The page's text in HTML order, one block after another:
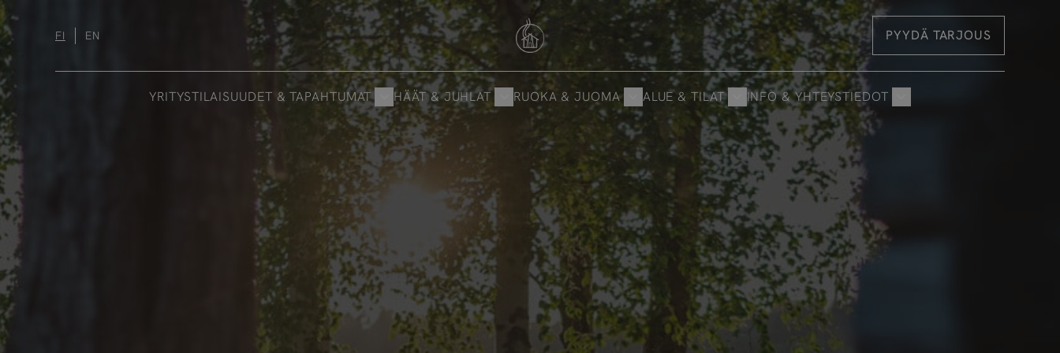
Hyppää
sisältöön
FI EN
Savutuvan Apaja
PYYDÄ TARJOUS
YRITYSTILAISUUDET & TAPAHTUMAT HÄÄT & JUHLAT RUOKA & JUOMA ALUE & TILAT INFO & YHTEYSTIEDOT